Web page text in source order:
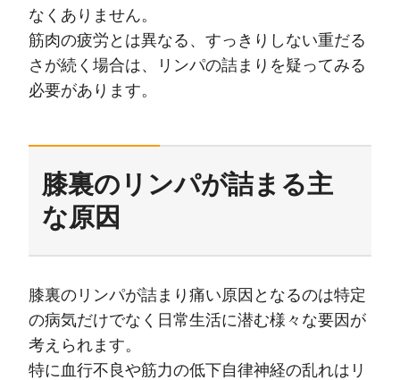
なくありません。
筋肉の疲労とは異なる、すっきりしない重だる
さが続く場合は、リンパの詰まりを疑ってみる
必要があります。
膝裏のリンパが詰まる主
な原因
膝裏のリンパが詰まり痛い原因となるのは特定
の病気だけでなく日常生活に潜む様々な要因が
考えられます。
特に血行不良や筋力の低下自律神経の乱れはリ